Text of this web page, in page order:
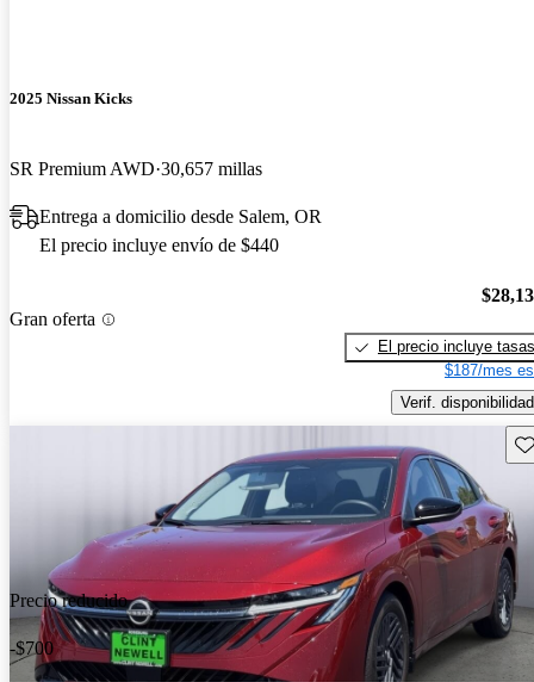
2025 Nissan Kicks
SR Premium AWD 30,657 millas
Entrega a domicilio desde Salem, OR
El precio incluye envío de $440
Gran oferta
El precio incluye tasas
$187/mes
Verif. disponibilidad
Precio reducido
-$700